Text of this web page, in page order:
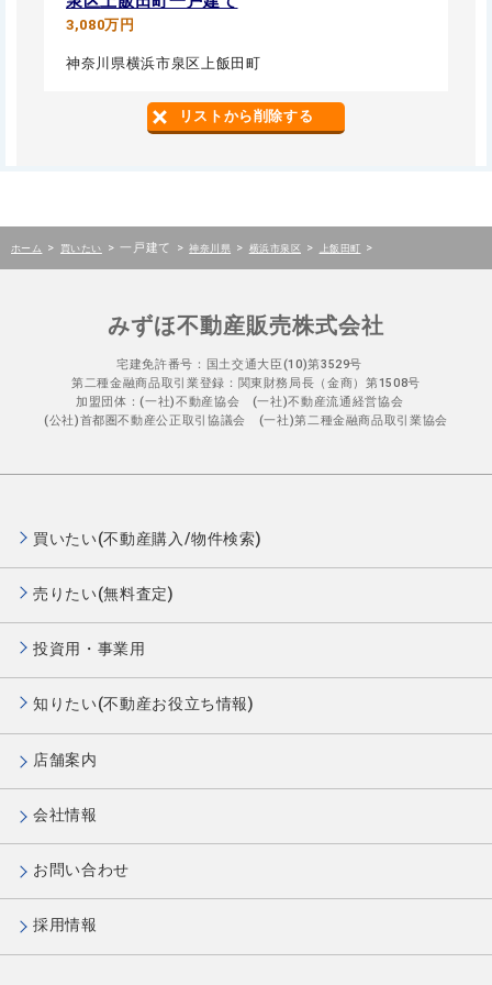
3,080万円
神奈川県横浜市泉区上飯田町
リストから削除する
ホーム > 買いたい > 一戸建て > 神奈川県 > 横浜市泉区 > 上飯田町 >
みずほ不動産販売株式会社
宅建免許番号：国土交通大臣(10)第3529号
第二種金融商品取引業登録：関東財務局長（金商）第1508号
加盟団体：(一社)不動産協会 (一社)不動産流通経営協会
(公社)首都圏不動産公正取引協議会 (一社)第二種金融商品取引業協会
買いたい(不動産購入/物件検索)
売りたい(無料査定)
投資用・事業用
知りたい(不動産お役立ち情報)
店舗案内
会社情報
お問い合わせ
採用情報